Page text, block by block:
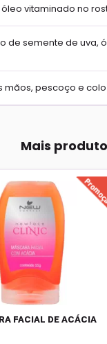
vitaminado no
de semente de uva,
mãos, pescoço e colo
Mais
FACIAL DE ACÁCIA